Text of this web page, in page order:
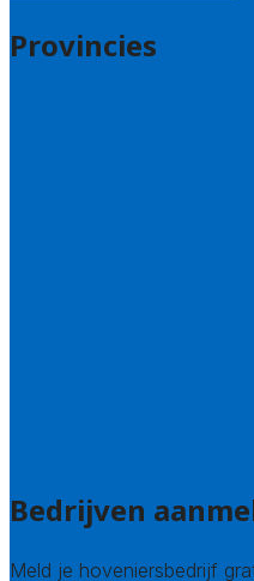
Provincies
Bedrijven
Meld je hoveniersbedrijf